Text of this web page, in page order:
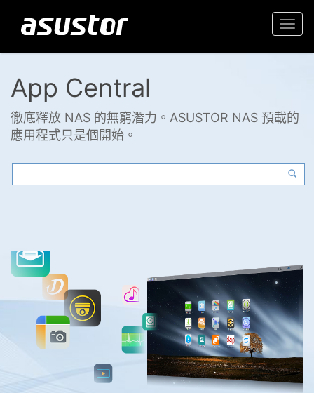
App Central
徹底釋放 NAS 的無窮潛力。ASUSTOR NAS 預載的
應用程式只是個開始。